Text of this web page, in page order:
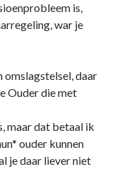
is,
war je
omslagstelsel, daar
Ouder die met
maar dat betaal ik
ouder kunnen
je daar liever niet